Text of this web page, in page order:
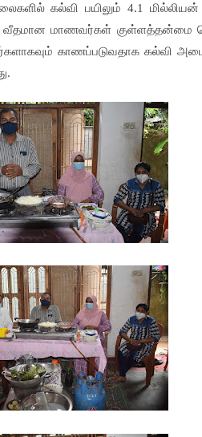
கல்வி பயிலும் 4.1 மில்லியன்
வீதமான மாணவர்கள் குள்ளத்தன்மை
காணப்படுவதாக கல்வி
.